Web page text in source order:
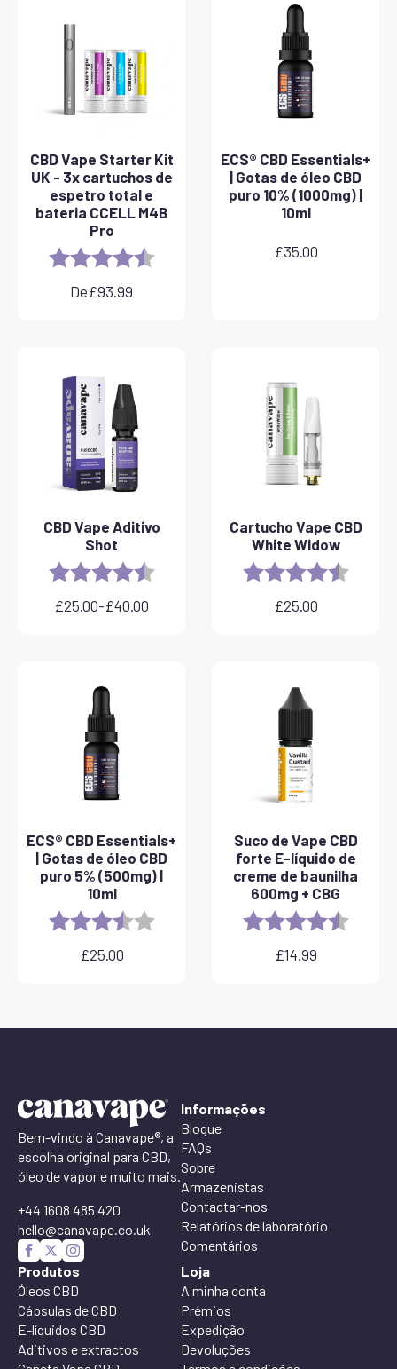
CBD Vape Starter Kit
UK - 3x cartuchos de
espetro total e
bateria CCELL M4B
Pro
Rating: 4.8 out of 5 stars
De£93.99
ECS® CBD Essentials+
| Gotas de óleo CBD
puro 10% (1000mg) |
10ml
£35.00
CBD Vape Aditivo
Shot
Rating: 4.8 out of 5 stars
£25.00-£40.00
Gama
a
40,00
Cartucho Vape CBD
White Widow
Rating: 4.6 out
£25.00
ECS® CBD Essentials+
| Gotas de óleo CBD
puro 5% (500mg) |
10ml
Rating: 3.8 out of 5 stars
£25.00
Suco de Vape CBD
forte E-líquido de
creme de baunilha
600mg + CBG
Rating: 4.6 out
£14.99
Bem-vindo à Canavape®, a
escolha original para CBD,
óleo de vapor e muito mais.
+44 1608 485 420
hello@canavape.co.uk
Informações
Blogue
FAQs
Sobre
Armazenistas
Contactar-nos
Relatórios de laboratório
Comentários
Produtos
Óleos CBD
Cápsulas de CBD
E-líquidos CBD
Aditivos e extractos
Loja
A minha conta
Prémios
Expedição
Devoluções